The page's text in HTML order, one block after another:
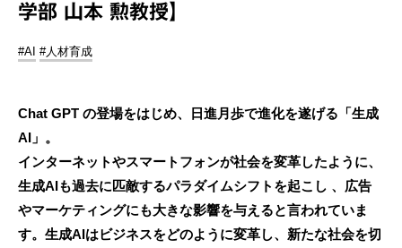
学部 山本 勲教授】
#AI #人材育成
Chat GPT の登場をはじめ、日進月歩で進化を遂げる「生成
AI」。
インターネットやスマートフォンが社会を変革したように、
生成AIも過去に匹敵するパラダイムシフトを起こし 、広告
やマーケティングにも大きな影響を与えると言われていま
す。生成AIはビジネスをどのように変革し、新たな社会を切